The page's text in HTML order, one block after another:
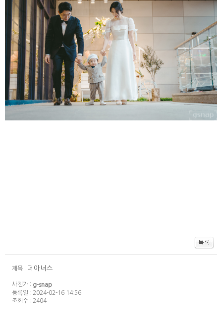
제목 : 더아너스
사진가 : g-snap
등록일 : 2024-02-16 14:56
조회수 : 2404